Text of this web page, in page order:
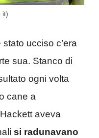
ucciso c’era
sua. Stanco di
ogni volta
cane a
aveva
si radunavano